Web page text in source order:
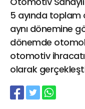
5 ayında toplam
aynı dönemine
dönemde
otomotiv
olarak